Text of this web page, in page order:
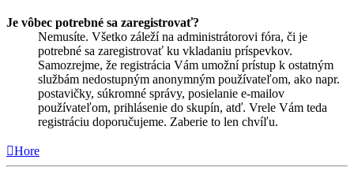
Je vôbec potrebné sa zaregistrovať?
Nemusíte. Všetko záleží na administrátorovi fóra, či je
potrebné sa zaregistrovať ku vkladaniu príspevkov.
Samozrejme, že registrácia Vám umožní prístup k ostatným
službám nedostupným anonymným používateľom, ako napr.
postavičky, súkromné správy, posielanie e-mailov
používateľom, prihlásenie do skupín, atď. Vrele Vám teda
registráciu doporučujeme. Zaberie to len chvíľu.
Hore